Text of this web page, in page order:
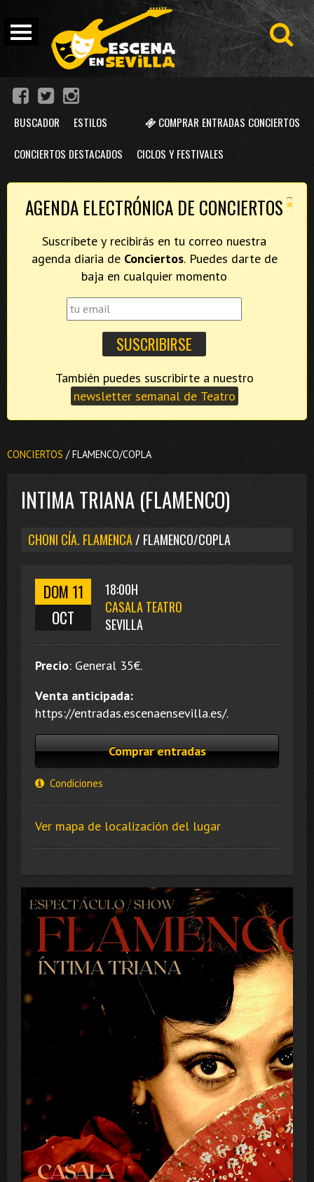
COMPRAR ENTRADAS CONCIERTOS
BUSCADOR ESTILOS
CONCIERTOS DESTACADOS CICLOS Y FESTIVALES
×
AGENDA ELECTRÓNICA DE CONCIERTOS
Suscríbete y recibirás en tu correo nuestra
agenda diaria de Conciertos. Puedes darte de
baja en cualquier momento
newsletter semanal de Teatro
CONCIERTOS / FLAMENCO/COPLA
INTIMA TRIANA (FLAMENCO)
CHONI CÍA. FLAMENCA/ FLAMENCO/COPLA
DOM 11
OCT
18:00H
CASALA TEATRO
SEVILLA
Precio: General 35€.
Venta anticipada:
https://entradas.escenaensevilla.es/.
Comprar entradas
Condiciones
Ver mapa de localización del lugar